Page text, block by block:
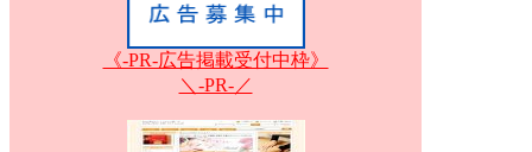
《-PR-広告掲載受付中枠》
＼-PR-／